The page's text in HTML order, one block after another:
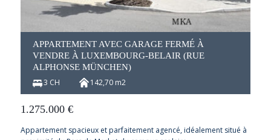
APPARTEMENT AVEC GARAGE FERMÉ À
VENDRE À LUXEMBOURG-BELAIR (RUE
ALPHONSE MÜNCHEN)
3 CH 142,70 m2
1.275.000€
Appartement spacieux et parfaitement agencé, idéalement situé à